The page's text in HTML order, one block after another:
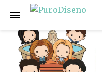
Anterior Siguiente